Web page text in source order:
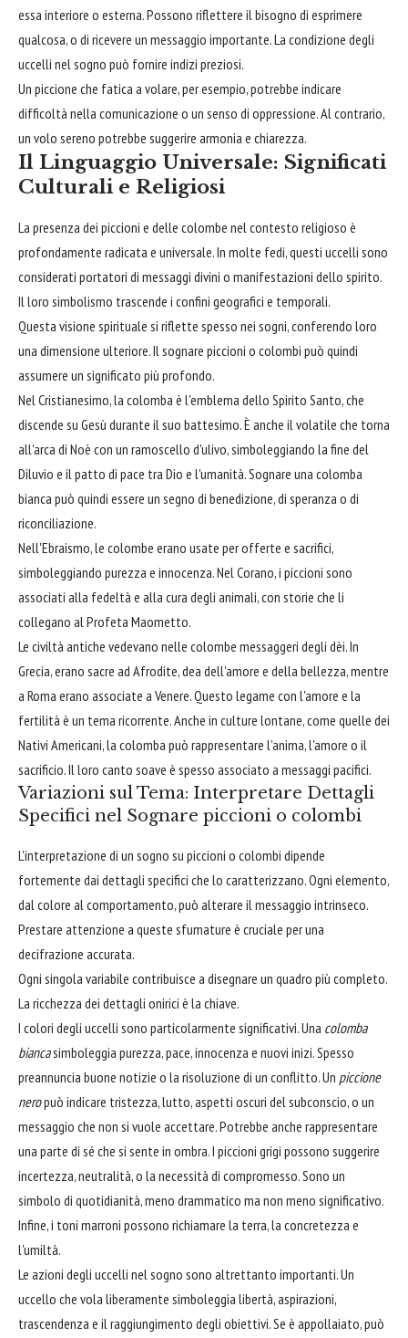
essa interiore o esterna. Possono riflettere il bisogno di esprimere
qualcosa, o di ricevere un messaggio importante. La condizione degli
uccelli nel sogno può fornire indizi preziosi.
Un piccione che fatica a volare, per esempio, potrebbe indicare
difficoltà nella comunicazione o un senso di oppressione. Al contrario,
un volo sereno potrebbe suggerire armonia e chiarezza.
Il Linguaggio Universale: Significati
Culturali e Religiosi
La presenza dei piccioni e delle colombe nel contesto religioso è
profondamente radicata e universale. In molte fedi, questi uccelli sono
considerati portatori di messaggi divini o manifestazioni dello spirito.
Il loro simbolismo trascende i confini geografici e temporali.
Questa visione spirituale si riflette spesso nei sogni, conferendo loro
una dimensione ulteriore. Il sognare piccioni o colombi può quindi
assumere un significato più profondo.
Nel Cristianesimo, la colomba è l'emblema dello Spirito Santo, che
discende su Gesù durante il suo battesimo. È anche il volatile che torna
all'arca di Noè con un ramoscello d'ulivo, simboleggiando la fine del
Diluvio e il patto di pace tra Dio e l'umanità. Sognare una colomba
bianca può quindi essere un segno di benedizione, di speranza o di
riconciliazione.
Nell'Ebraismo, le colombe erano usate per offerte e sacrifici,
simboleggiando purezza e innocenza. Nel Corano, i piccioni sono
associati alla fedeltà e alla cura degli animali, con storie che li
collegano al Profeta Maometto.
Le civiltà antiche vedevano nelle colombe messaggeri degli dèi. In
Grecia, erano sacre ad Afrodite, dea dell'amore e della bellezza, mentre
a Roma erano associate a Venere. Questo legame con l'amore e la
fertilità è un tema ricorrente. Anche in culture lontane, come quelle dei
Nativi Americani, la colomba può rappresentare l'anima, l'amore o il
sacrificio. Il loro canto soave è spesso associato a messaggi pacifici.
Variazioni sul Tema: Interpretare Dettagli
Specifici nel Sognare piccioni o colombi
L'interpretazione di un sogno su piccioni o colombi dipende
fortemente dai dettagli specifici che lo caratterizzano. Ogni elemento,
dal colore al comportamento, può alterare il messaggio intrinseco.
Prestare attenzione a queste sfumature è cruciale per una
decifrazione accurata.
Ogni singola variabile contribuisce a disegnare un quadro più completo.
La ricchezza dei dettagli onirici è la chiave.
I colori degli uccelli sono particolarmente significativi. Una colomba
biancasimboleggia purezza, pace, innocenza e nuovi inizi. Spesso
preannuncia buone notizie o la risoluzione di un conflitto. Un piccione
neropuò indicare tristezza, lutto, aspetti oscuri del subconscio, o un
messaggio che non si vuole accettare. Potrebbe anche rappresentare
una parte di sé che si sente in ombra. I piccioni grigi possono suggerire
incertezza, neutralità, o la necessità di compromesso. Sono un
simbolo di quotidianità, meno drammatico ma non meno significativo.
Infine, i toni marroni possono richiamare la terra, la concretezza e
l'umiltà.
Le azioni degli uccelli nel sogno sono altrettanto importanti. Un
uccello che vola liberamente simboleggia libertà, aspirazioni,
trascendenza e il raggiungimento degli obiettivi. Se è appollaiato, può